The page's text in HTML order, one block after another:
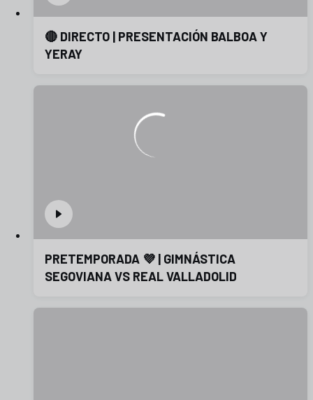
🔴 DIRECTO | PRESENTACIÓN BALBOA Y
YERAY
PRETEMPORADA 💜 | GIMNÁSTICA
SEGOVIANA VS REAL VALLADOLID